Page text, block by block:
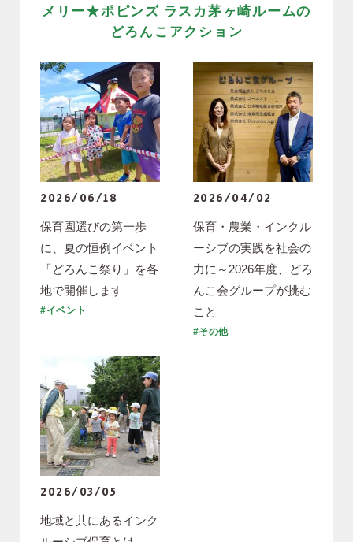
メリー★ポピンズ ラスカ茅ヶ崎ルームの
どろんこアクション
2026/06/18
保育園選びの第一歩
に、夏の恒例イベント
「どろんこ祭り」を各
地で開催します
#イベント
2026/04/02
保育・農業・インクル
ーシブの実践を社会の
力に～2026年度、どろ
んこ会グループが挑む
こと
#その他
2026/03/05
地域と共にあるインク